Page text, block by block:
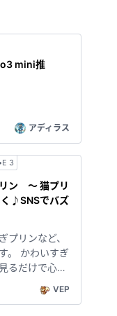
mini推
アディラス
3
ン ～ 猫プリ
く♪SNSでバズ
プリンなど、
。 かわいすぎ
るだけで心が
ベントポスタ
VEP